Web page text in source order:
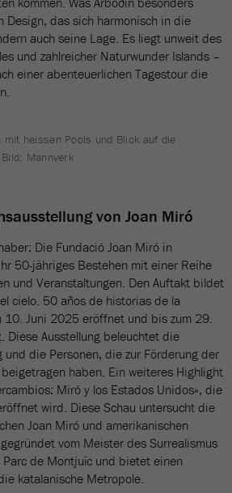
Design, das sich harmonisch in die
auch seine Lage. Es liegt unweit des
und zahlreicher Naturwunder Islands –
einer abenteuerlichen Tagestour die
mit heissen Pools und Blick auf die
Mannverk
von Joan Miró
Die Fundació Joan Miró in
50-jähriges Bestehen mit einer Reihe
und Veranstaltungen. Den Auftakt bildet
cielo. 50 años de historias de la
10. Juni 2025 eröffnet und bis zum 29.
Diese Ausstellung beleuchtet die
die Personen, die zur Förderung der
haben. Ein weiteres Highlight
Miró y los Estados Unidos», die
wird. Diese Schau untersucht die
Joan Miró und amerikanischen
vom Meister des Surrealismus
de Montjuïc und bietet einen
katalanische Metropole.